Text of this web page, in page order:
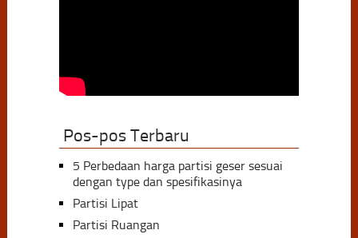
Pos-pos Terbaru
5 Perbedaan harga partisi geser sesuai
dengan type dan spesifikasinya
Partisi Lipat
Partisi Ruangan